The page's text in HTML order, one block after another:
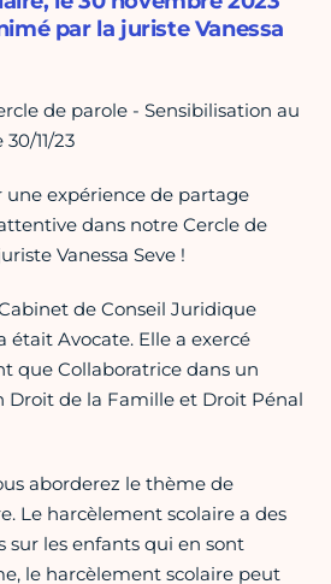
par la juriste Vanessa
de parole - Sensibilisation au
11/23
une expérience de partage
dans notre Cercle de
Vanessa Seve !
de Conseil Juridique
était Avocate. Elle a exercé
que Collaboratrice dans un
Droit de la Famille et Droit Pénal
aborderez le thème de
Le harcèlement scolaire a des
sur les enfants qui en sont
le harcèlement scolaire peut